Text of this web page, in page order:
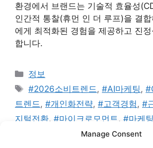
Manage Consent
환경에서 브랜드는 기술적 효율성
인간적 통찰(휴먼 인 더 루프)을 결
에게 최적화된 경험을 제공하고 진
합니다.
카
테
리
정보
태
그
#2026소비트렌드 ,#AI마케팅 ,
트렌드 , #개인화전략, #고객경험 , #
지털전환, #마이크로모먼트 , #마케
#빅데이터마케팅,#숏폼경제